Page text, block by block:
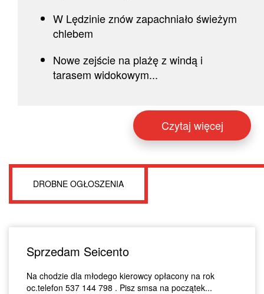
W Lędzinie znów zapachniało świeżym
chlebem
Nowe zejście na plażę z windą i
tarasem widokowym...
Czytaj więcej
DROBNE OGŁOSZENIA
Sprzedam Seicento
Na chodzie dla młodego kierowcy opłacony na rok
oc.telefon 537 144 798 . Pisz smsa na początek...